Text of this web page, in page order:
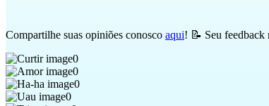
Compartilhe suas opiniões conosco aqui! 📝 Seu feedback
0
0
0
0